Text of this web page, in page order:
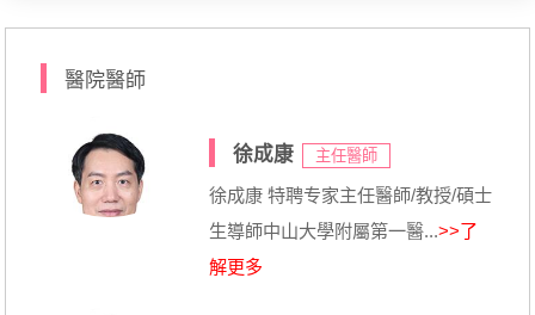
醫院醫師
徐成康 主任醫師
徐成康 特聘专家主任醫師/教授/碩士
生導師中山大學附屬第一醫...>>了
解更多